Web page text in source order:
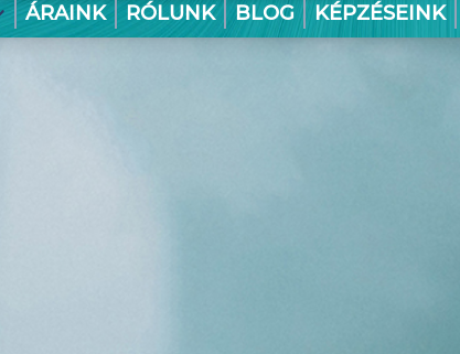
ÁRAINK RÓLUNK BLOG KÉPZÉSEINK